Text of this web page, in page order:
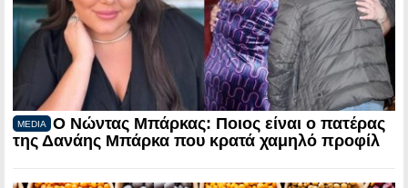
MEDIA
Ο Νώντας Μπάρκας: Ποιος είναι ο πατέρας
της Δανάης Μπάρκα που κρατά χαμηλό προφίλ